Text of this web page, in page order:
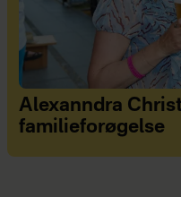
Alexanndra
familieforøgelse